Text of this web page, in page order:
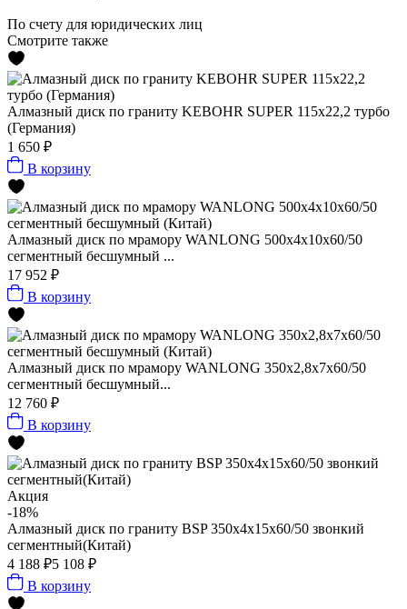
По счету для юридических лиц
Смотрите также
Алмазный диск по граниту KEBOHR SUPER 115x22,2 турбо
(Германия)
1 650 ₽
В корзину
Алмазный диск по мрамору WANLONG 500х4х10х60/50
сегментный бесшумный ...
17 952 ₽
В корзину
Алмазный диск по мрамору WANLONG 350х2,8х7х60/50
сегментный бесшумный...
12 760 ₽
В корзину
Акция
-18%
Алмазный диск по граниту BSP 350x4x15x60/50 звонкий
сегментный(Китай)
4 188 ₽5 108 ₽
В корзину